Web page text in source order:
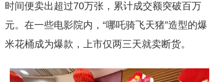
时间便卖出超过70万张，累计成交额突破百万
元。在一些电影院内，“哪吒骑飞天猪”造型的爆
米花桶成为爆款，上市仅两三天就卖断货。